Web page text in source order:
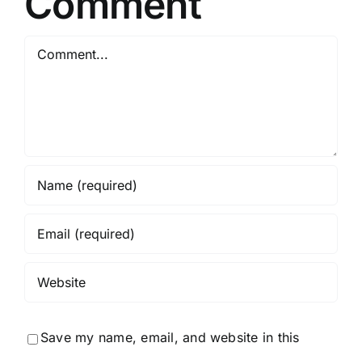
Comment
Save my name, email, and website in this